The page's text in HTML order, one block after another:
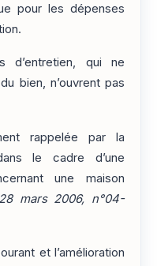
pour les dépenses
d’entretien, qui ne
bien, n’ouvrent pas
rappelée par la
le cadre d’une
une maison
mars 2006, n°04-
et l’amélioration